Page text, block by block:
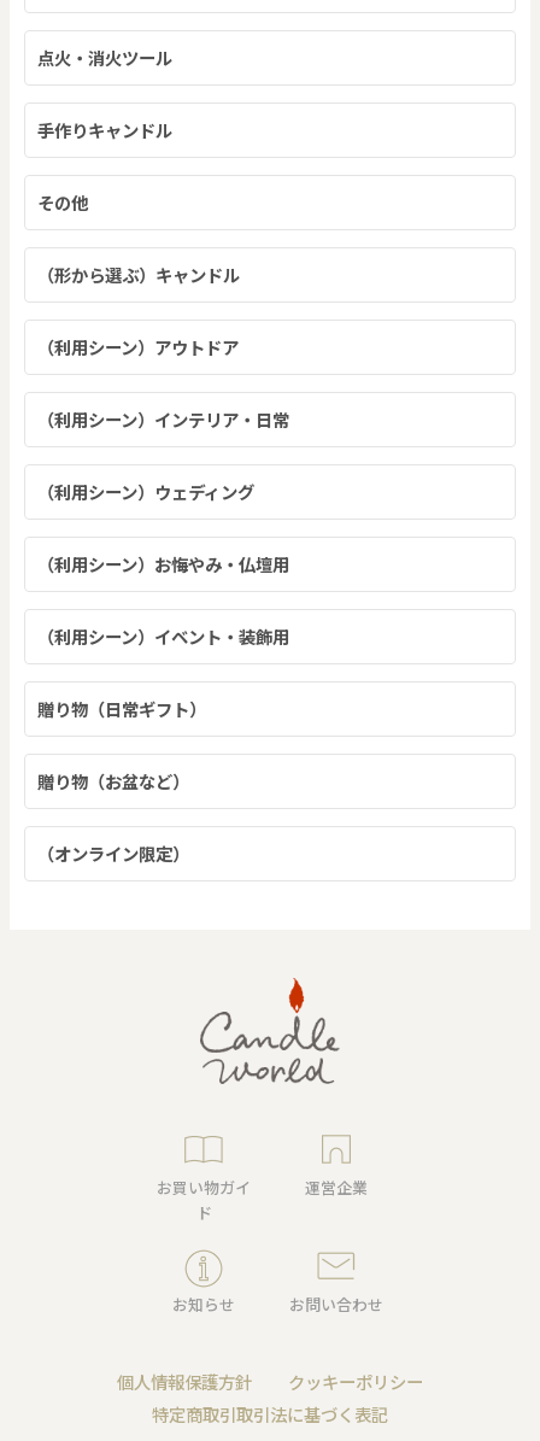
点火・消火ツール
手作りキャンドル
その他
（形から選ぶ）キャンドル
（利用シーン）アウトドア
（利用シーン）インテリア・日常
（利用シーン）ウェディング
（利用シーン）お悔やみ・仏壇用
（利用シーン）イベント・装飾用
贈り物（日常ギフト）
贈り物（お盆など）
（オンライン限定）
お買い物ガイ
ド
運営企業
お知らせ お問い合わせ
個人情報保護方針
クッキーポリシー
特定商取引取引法に基づく表記